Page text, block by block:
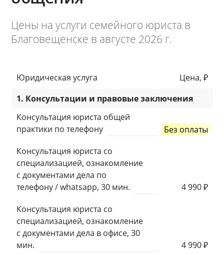
Цены на услуги семейного юриста в
Благовещенске в августе 2026 г.
Юридическая услуга
Цена, ₽
1. Консультации и правовые заключения
Консультация юриста общей
практики по телефону
Без оплаты
Консультация юриста со
специализацией, ознакомление
с документами дела по
телефону / whatsapp, 30 мин.
4 990 ₽
Консультация юриста со
специализацией, ознакомление
с документами дела в офисе, 30
мин.
4 990 ₽